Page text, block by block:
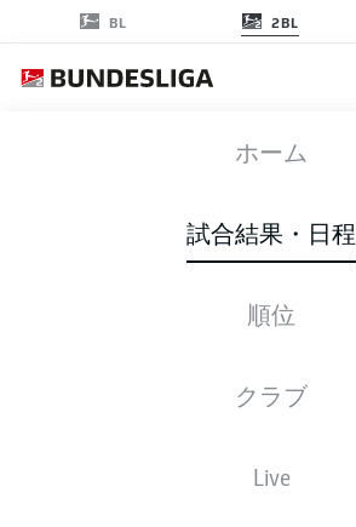
BL 2BL
ホーム
試合結果・日程
順位
クラブ
Live
SVS SGF
0 2
スターティングメンバー